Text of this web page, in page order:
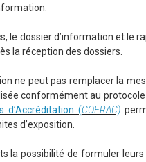
le dossier d’information et le
la réception des dossiers.
ne peut pas remplacer la
conformément au
d’Accréditation (COFRAC)
d’exposition.
la possibilité de formuler